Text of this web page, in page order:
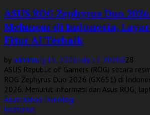
ASUS ROG Zephyrus Duo
Meluncur di Indonesia, Layar
Fitur AI Terbaik
byadminJuly 15, 2026July 17, 2026028
ASUS Republic of Gamers (ROG) secara
ROG Zephyrus Duo 2026 (GX651) di
2026. Menurut informasi dari Asus ROG,
AsuslaptopTeknologi
Featured